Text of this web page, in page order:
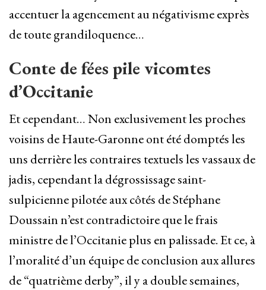
accentuer la agencement au négativisme exprès
de toute grandiloquence…
Conte de fées pile vicomtes
d’Occitanie
Et cependant… Non exclusivement les proches
voisins de Haute-Garonne ont été domptés les
uns derrière les contraires textuels les vassaux de
jadis, cependant la dégrossissage saint-
sulpicienne pilotée aux côtés de Stéphane
Doussain n’est contradictoire que le frais
ministre de l’Occitanie plus en palissade. Et ce, à
l’moralité d’un équipe de conclusion aux allures
de “quatrième derby”, il y a double semaines,